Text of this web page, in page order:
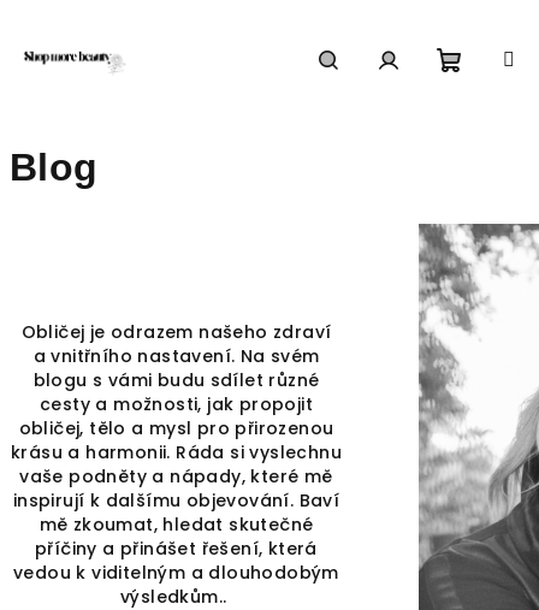
Blog
Obličej je odrazem našeho zdraví
a vnitřního nastavení. Na svém
blogu s vámi budu sdílet různé
cesty a možnosti, jak propojit
obličej, tělo a mysl pro přirozenou
krásu a harmonii. Ráda si vyslechnu
vaše podněty a nápady, které mě
inspirují k dalšímu objevování. Baví
mě zkoumat, hledat skutečné
příčiny a přinášet řešení, která
vedou k viditelným a dlouhodobým
výsledkům..